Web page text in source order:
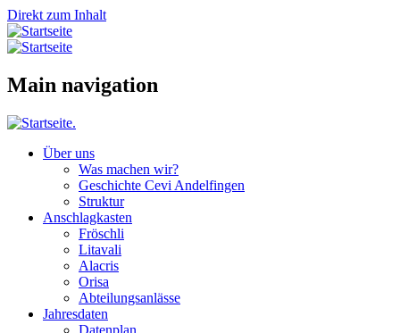
Direkt zum Inhalt
Main navigation
Über uns
Was machen wir?
Geschichte Cevi Andelfingen
Struktur
Anschlagkasten
Fröschli
Litavali
Alacris
Orisa
Abteilungsanlässe
Jahresdaten
Datenplan